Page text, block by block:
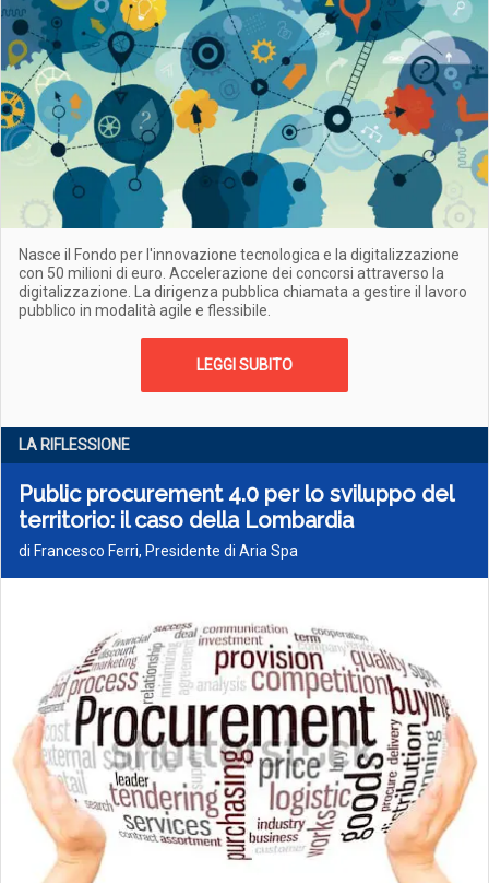
Nasce il Fondo per l'innovazione tecnologica e la digitalizzazione
con 50 milioni di euro. Accelerazione dei concorsi attraverso la
digitalizzazione. La dirigenza pubblica chiamata a gestire il lavoro
pubblico in modalità agile e flessibile.
LEGGI SUBITO
LA RIFLESSIONE
Public procurement 4.0 per lo sviluppo del
territorio: il caso della Lombardia
di Francesco Ferri, Presidente di Aria Spa